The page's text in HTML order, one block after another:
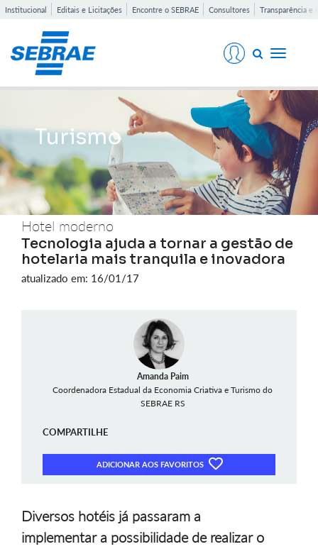
Institucional Editais e Licitações Encontre o SEBRAE Consultores Transparência e
Toggle
Turismo
Hotel moderno
Tecnologia ajuda a tornar a gestão de
hotelaria mais tranquila e inovadora
atualizado em: 16/01/17
Amanda Paim
Coordenadora Estadual da Economia Criativa e Turismo do
SEBRAE RS
COMPARTILHE
ADICIONAR AOS FAVORITOS
Diversos hotéis já passaram a
implementar a possibilidade de realizar o